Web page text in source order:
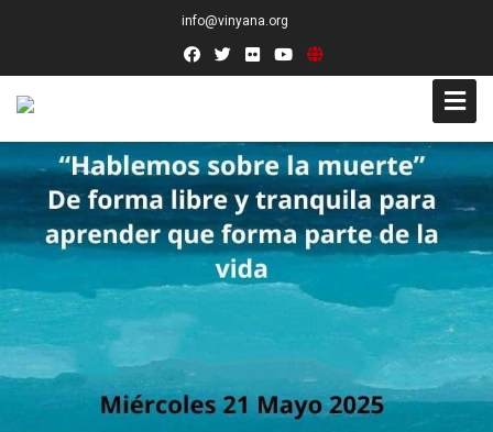
info@vinyana.org
Acceso
Conócenos
Junta Directiva
Presidencia de Honor
Docentes